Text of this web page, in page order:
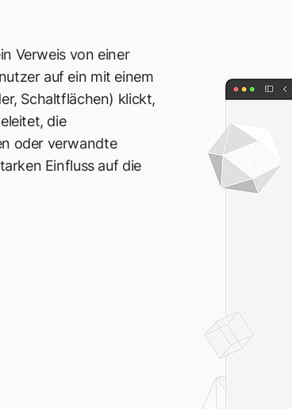
Verweis von einer
auf ein mit einem
Schaltflächen) klickt,
die
oder verwandte
Einfluss auf die